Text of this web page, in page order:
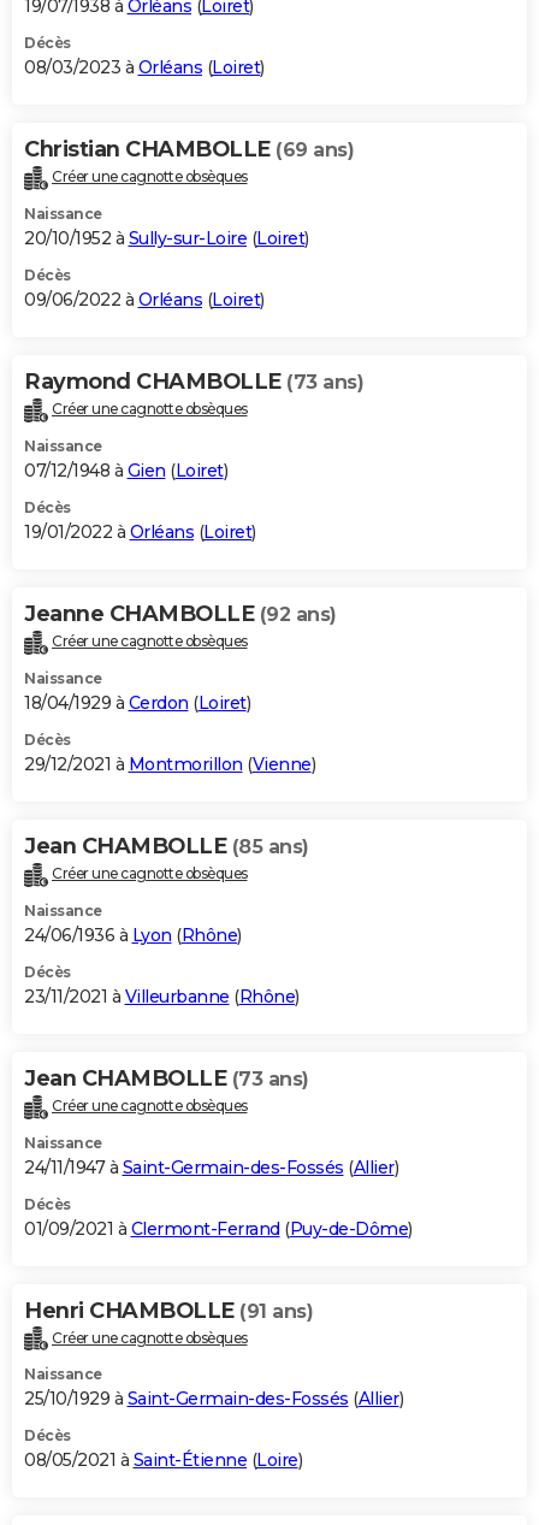
19/07/1938 à Orléans (Loiret)
Décès
08/03/2023 à Orléans (Loiret)
Christian CHAMBOLLE (69 ans)
Créer une cagnotte obsèques
Naissance
20/10/1952 à Sully-sur-Loire (Loiret)
Décès
09/06/2022 à Orléans (Loiret)
Raymond CHAMBOLLE (73 ans)
Créer une cagnotte obsèques
Naissance
07/12/1948 à Gien (Loiret)
Décès
19/01/2022 à Orléans (Loiret)
Jeanne CHAMBOLLE (92 ans)
Créer une cagnotte obsèques
Naissance
18/04/1929 à Cerdon (Loiret)
Décès
29/12/2021 à Montmorillon (Vienne)
Jean CHAMBOLLE (85 ans)
Créer une cagnotte obsèques
Naissance
24/06/1936 à Lyon (Rhône)
Décès
23/11/2021 à Villeurbanne (Rhône)
Jean CHAMBOLLE (73 ans)
Créer une cagnotte obsèques
Naissance
24/11/1947 à Saint-Germain-des-Fossés (Allier)
Décès
01/09/2021 à Clermont-Ferrand (Puy-de-Dôme)
Henri CHAMBOLLE (91 ans)
Créer une cagnotte obsèques
Naissance
25/10/1929 à Saint-Germain-des-Fossés (Allier)
Décès
08/05/2021 à Saint-Étienne (Loire)